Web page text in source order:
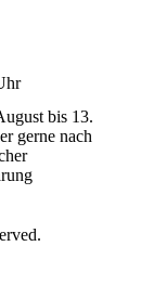
bis 13.
gerne nach